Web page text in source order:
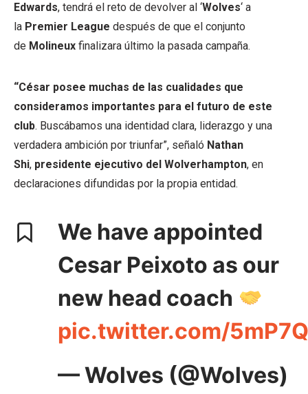
Edwards, tendrá el reto de devolver al ‘Wolves‘ a
la Premier League después de que el conjunto
de Molineux finalizara último la pasada campaña.
“César posee muchas de las cualidades que
consideramos importantes para el futuro de este
club. Buscábamos una identidad clara, liderazgo y una
verdadera ambición por triunfar”, señaló Nathan
Shi, presidente ejecutivo del Wolverhampton, en
declaraciones difundidas por la propia entidad.
We have appointed
Cesar Peixoto as our
new head coach
pic.twitter.com/
— Wolves (@Wolves)